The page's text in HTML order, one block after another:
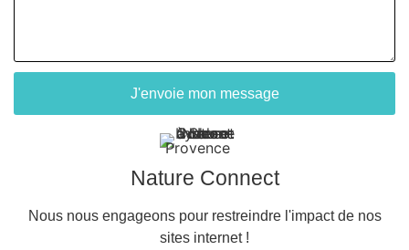
J'envoie mon message
Nature Connect
Nous nous engageons pour restreindre l'impact de nos
sites internet !